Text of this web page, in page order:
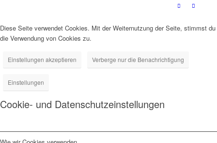
Diese Seite verwendet Cookies. Mit der Weiternutzung der Seite, stimmst du
die Verwendung von Cookies zu.
Einstellungen akzeptieren Verberge nur die Benachrichtigung
Einstellungen
Cookie- und Datenschutzeinstellungen